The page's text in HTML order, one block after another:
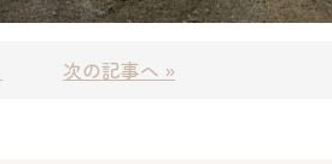
次の記事へ »